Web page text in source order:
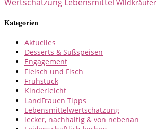
Wildkräuter
Kategorien
Aktuelles
Desserts & Süßspeisen
Engagement
Fleisch und Fisch
Frühstück
Kinderleicht
LandFrauen Tipps
Lebensmittelwertschätzung
lecker, nachhaltig & von nebenan